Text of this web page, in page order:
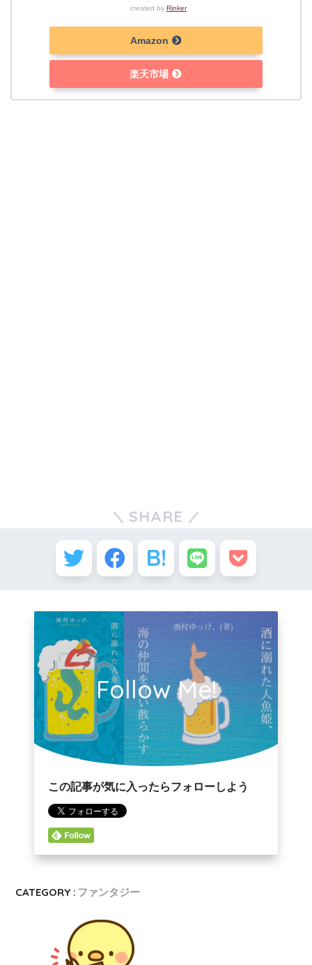
created by Rinker
Amazon
楽天市場
SHARE
Follow Me!
この記事が気に入ったらフォローしよう
CATEGORY : ファンタジー